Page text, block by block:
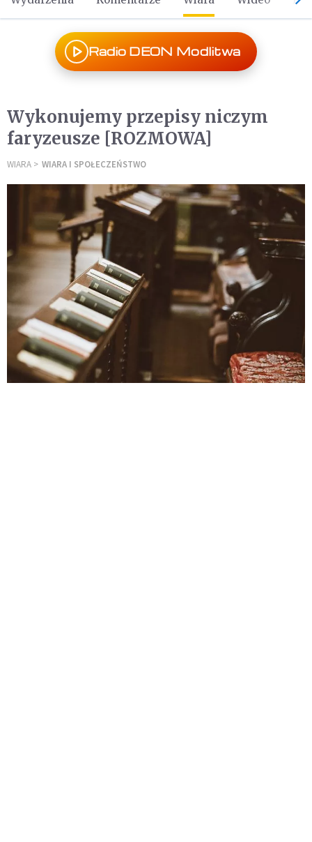
Radio DEON Modlitwa
Wykonujemy przepisy niczym
faryzeusze [ROZMOWA]
WIARA WIARA I SPOŁECZEŃSTWO